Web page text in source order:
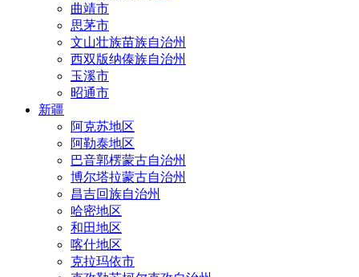
曲靖市
思茅市
文山壮族苗族自治州
西双版纳傣族自治州
玉溪市
昭通市
新疆
阿克苏地区
阿勒泰地区
巴音郭楞蒙古自治州
博尔塔拉蒙古自治州
昌吉回族自治州
哈密地区
和田地区
喀什地区
克拉玛依市